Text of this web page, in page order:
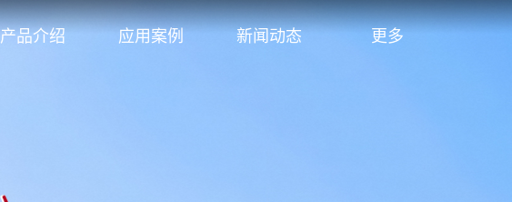
产品介绍 应用案例 新闻动态 更多